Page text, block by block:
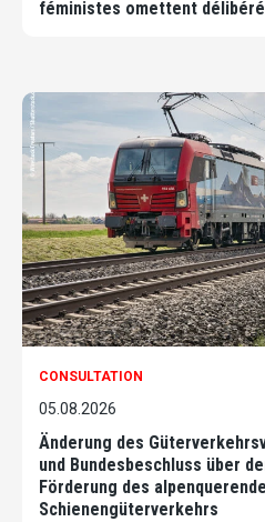
féministes omettent
CONSULTATION
05.08.2026
Änderung des
und Bundesbeschluss über
Förderung des
Schienengüterverkehrs